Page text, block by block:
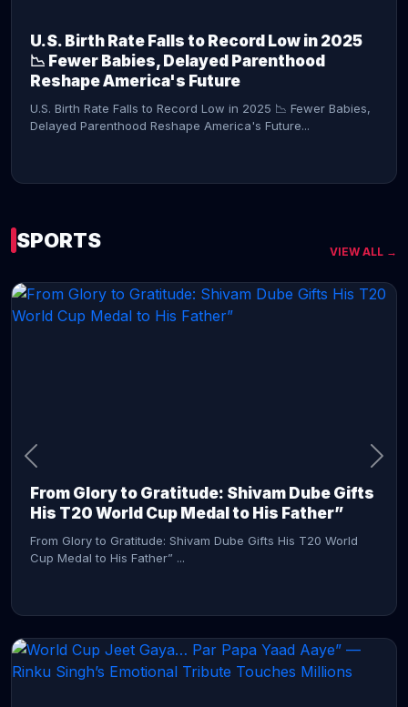
U.S. Birth Rate Falls to Record Low in 2025
📉 Fewer Babies, Delayed Parenthood
Reshape America's Future
U.S. Birth Rate Falls to Record Low in 2025 📉 Fewer Babies,
Delayed Parenthood Reshape America's Future...
SPORTS VIEW ALL →
From Glory to Gratitude: Shivam Dube Gifts
His T20 World Cup Medal to His Father”
From Glory to Gratitude: Shivam Dube Gifts His T20 World
Cup Medal to His Father” ...